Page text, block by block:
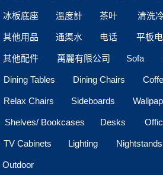
冰板底座 溫度計 茶叶 清洗
其他用品 通渠水 电话 平板
其他配件 萬麗有限公司 Sofa
Dining Tables Dining Chairs
Relax Chairs Sideboards
Shelves/ Bookcases Desks
TV Cabinets Lighting Nightstands
Outdoor